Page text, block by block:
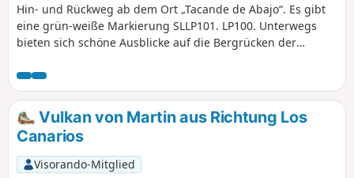
Hin- und Rückweg ab dem Ort „Tacande de Abajo“. Es gibt
eine grün-weiße Markierung SLLP101. LP100. Unterwegs
bieten sich schöne Ausblicke auf die Bergrücken der
Cumbrecita. Der Rückweg erfolgt auf derselben Strecke.
Achtung: Auf dem Weg befinden sich zahlreiche
Sicherheitsschilder. Weichen Sie niemals vom Weg ab, da
die Gefahr besteht, sich zu verlaufen.
Vulkan von Martin aus Richtung Los
Canarios
Visorando-Mitglied